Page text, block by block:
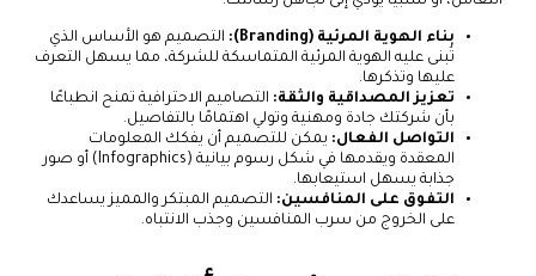
بناء الهوية المرئية (Branding):
التصميم هو الأساس الذي
تُبنى عليه الهوية المرئية المتماسكة للشركة، مما يسهل التعرف
عليها وتذكرها.
تعزيز المصداقية والثقة: التصاميم الاحترافية تمنح انطباعًا
بأن شركتك جادة ومهنية وتولي اهتمامًا بالتفاصيل.
التواصل الفعال: يمكن للتصميم أن يفكك المعلومات
المعقدة ويقدمها في شكل رسوم بيانية (Infographics) أو صور
جذابة يسهل استيعابها.
التفوق على المنافسين: التصميم المبتكر والمميز يساعدك
على الخروج من سرب المنافسين وجذب الانتباه.